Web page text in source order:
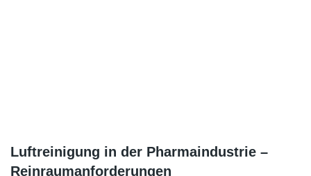
Luftreinigung in der Pharmaindustrie –
Reinraumanforderungen